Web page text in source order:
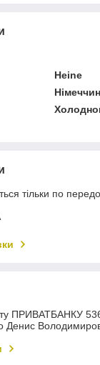
Heine
тільки по
ПРИВАТБАНКУ